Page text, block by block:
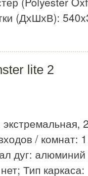
(ДхШхВ):
lite 2
/ комнат:
дуг:
Тип